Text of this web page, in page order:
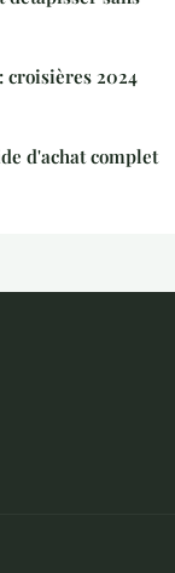
croisières 2024
d'achat complet